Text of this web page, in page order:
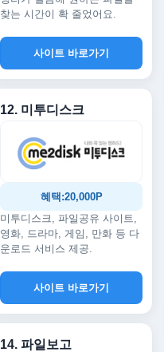
찾는 시간이 확 줄었어요.
사이트 바로가기
12. 미투디스크
혜택:20,000P
미투디스크, 파일공유 사이트,
영화, 드라마, 게임, 만화 등 다
운로드 서비스 제공.
사이트 바로가기
14. 파일보고